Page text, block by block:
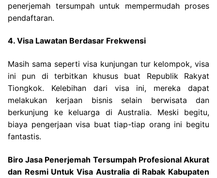
penerjemah tersumpah untuk mempermudah proses
pendaftaran.
4. Visa Lawatan Berdasar Frekwensi
Masih sama seperti visa kunjungan tur kelompok, visa
ini pun di terbitkan khusus buat Republik Rakyat
Tiongkok. Kelebihan dari visa ini, mereka dapat
melakukan kerjaan bisnis selain berwisata dan
berkunjung ke keluarga di Australia. Meski begitu,
biaya pengerjaan visa buat tiap-tiap orang ini begitu
fantastis.
Biro Jasa Penerjemah Tersumpah Profesional Akurat
dan Resmi Untuk Visa Australia di Rabak Kabupaten